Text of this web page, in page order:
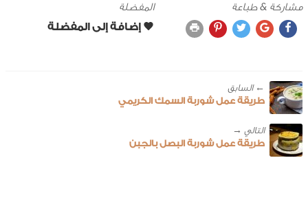
مشاركة & طباعة المفضلة
← ‎السابق
طريقة عمل شوربة السمك الكريمي
طريقة عمل شوربة البصل بالجبن